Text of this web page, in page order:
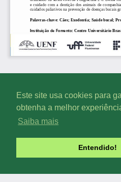
Este site usa cookies para
obtenha a melhor
Saiba mais
Entendido!